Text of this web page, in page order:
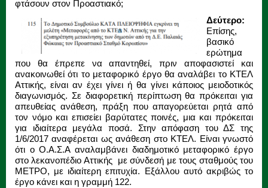
φτάσουν στον Προαστιακό;
Δεύτερο:
Επίσης,
βασικό
ερώτημα
που θα έπρεπε να απαντηθεί, πριν αποφασιστεί και
ανακοινωθεί ότι το μεταφορικό έργο θα αναλάβει το ΚΤΕΛ
Αττικής, είναι αν έχει γίνει ή θα γίνει κάποιος μειοδοτικός
διαγωνισμός. Σε διαφορετική περίπτωση θα πρόκειται για
απευθείας ανάθεση, πράξη που απαγορεύεται ρητά από
τον νόμο και επισείει βαρύτατες ποινές, μια και πρόκειται
για ιδιαίτερα μεγάλα ποσά. Στην απόφαση του ΔΣ της
1/6/2017 αναφέρεται ως ανάθεση στο ΚΤΕΛ. Είναι γνωστό
ότι ο Ο.Α.Σ.Α αναλαμβάνει διαδημοτικό μεταφορικό έργο
στο λεκανοπέδιο Αττικής με σύνδεσή με τους σταθμούς του
ΜΕΤΡΟ, με ιδιαίτερη επιτυχία. Εξάλλου αυτό ακριβώς το
έργο κάνει και η γραμμή 122.